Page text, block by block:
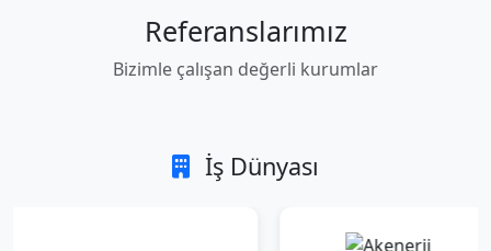
Referanslarımız
Bizimle çalışan değerli kurumlar
İş Dünyası